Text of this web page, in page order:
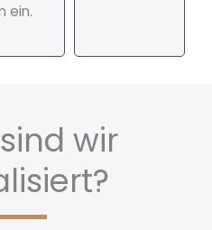
ein.
wir